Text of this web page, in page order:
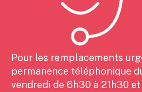
Pour les remplacements
permanence téléphonique
vendredi de 6h30 à 21h30